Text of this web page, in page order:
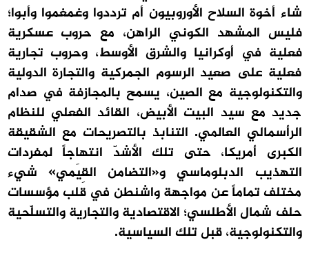
شاء أخوة السلاح الأوروبيون أم ترددوا وغمغموا وأبوا؛
فليس المشهد الكوني الراهن، مع حروب عسكرية
فعلية في أوكرانيا والشرق الأوسط، وحروب تجارية
فعلية على صعيد الرسوم الجمركية والتجارة الدولية
والتكنولوجية مع الصين، يسمح بالمجازفة في صدام
جديد مع سيد البيت الأبيض، القائد الفعلي للنظام
الرأسمالي العالمي. التنابذ بالتصريحات مع الشقيقة
الكبرى أمريكا، حتى تلك الأشدّ انتهاجاً لمفردات
التهذيب الدبلوماسي و«التضامن القِيَمي» شيء
مختلف تماماً عن مواجهة واشنطن في قلب مؤسسات
حلف شمال الأطلسي؛ الاقتصادية والتجارية والتسلّحية
والتكنولوجية، قبل تلك السياسية.